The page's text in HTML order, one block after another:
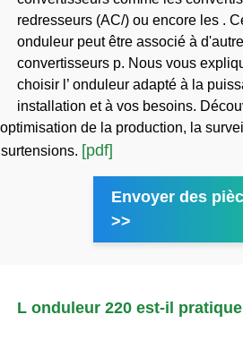
redresseurs (AC/) ou encore les .
onduleur peut être associé à
convertisseurs p. Nous vous
choisir l’ onduleur adapté à la
installation et à vos besoins.
de la production, la
[pdf]
Envoyer des
>>
L onduleur 220 est-il pratique